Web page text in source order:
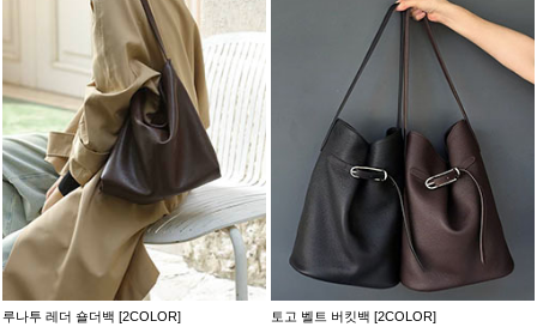
루나투 레더 숄더백 [2COLOR] 토고 벨트 버킷백 [2COLOR]